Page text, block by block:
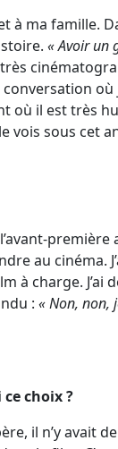
ma famille.
« Avoir un
où
où il est très
vois sous cet
première
au cinéma.
à charge. J’ai
: « Non, non,
choix ?
il n’y avait